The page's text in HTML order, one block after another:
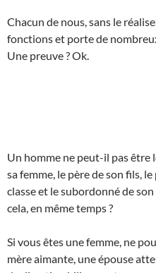
Chacun de nous, sans le
fonctions et porte de
Une preuve ? Ok.
Un homme ne peut-il pas être
sa femme, le père de son fils,
classe et le subordonné de
cela, en même temps ?
Si vous êtes une femme, ne
mère aimante, une épouse